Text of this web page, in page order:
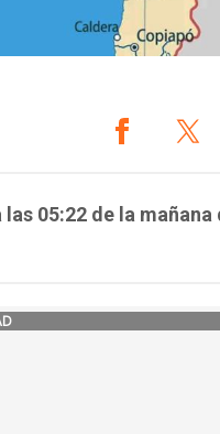
05:22 de la mañana